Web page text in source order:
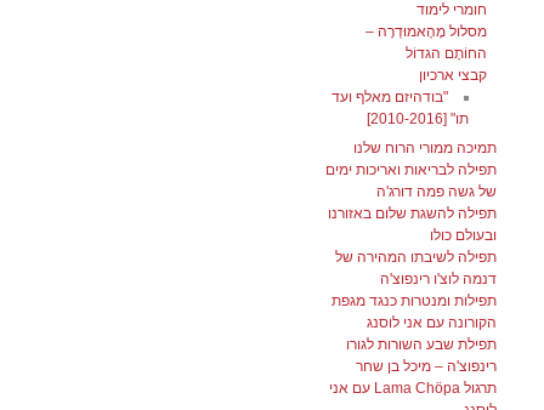
חומרי לימוד
מסלול מָהָאמוּדְרָה –
החוֹתָם הגדוֹל
קבצי ארכיון
"בודהיזם מאלף ועד
תו" [2010-2016]
תמיכה ממורי הרוח שלנו
תפילה לבריאות ואריכות ימים
של גשה פמה דורג'ה
תפילה להשגת שלום באזורנו
ובעולם כולו
תפילה לשיבתו המהירה של
דנמה לוצ'ו רינפוצ'ה
תפילות ומנטרות כנגד מגפת
הקורונה עם אני לוסנג
תפילת שבע השורות לגורו
רינפוצ'ה – מיכל בן שחר
תרגול Lama Chöpa עם אני